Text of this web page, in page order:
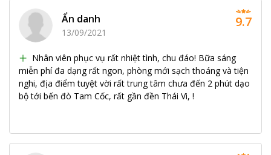
Ẩn danh
13/09/2021
Nhân viên phục vụ rất nhiệt tình, chu đáo! Bữa sáng
miễn phí đa dạng rất ngon, phòng mới sạch thoáng và tiện
nghi, địa điểm tuyệt vời rất trung tâm chưa đến 2 phút dạo
bộ tới bến đò Tam Cốc, rất gần đền Thái Vi, !
9.7